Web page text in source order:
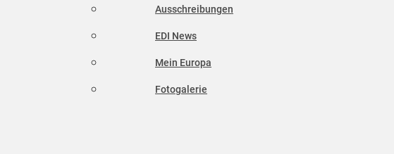
Ausschreibungen
EDI News
Mein Europa
Fotogalerie